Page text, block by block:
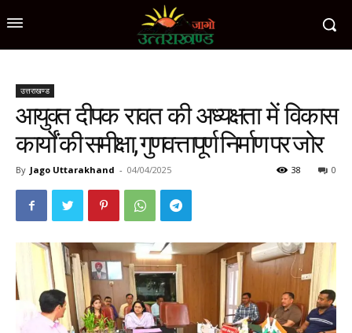
उत्तराखण्ड
आयुक्त दीपक रावत की अध्यक्षता में विकास
कार्यों की समीक्षा, गुणवत्तापूर्ण निर्माण पर जोर
By Jago Uttarakhand - 04/04/2025 0
38